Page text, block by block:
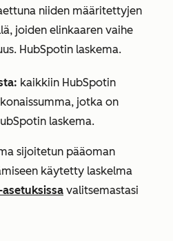
niiden määritettyjen
joiden elinkaaren vaihe
HubSpotin laskema.
kaikkiin HubSpotin
, jotka on
laskema.
sijoitetun pääoman
käytetty laskelma
valitsemastasi